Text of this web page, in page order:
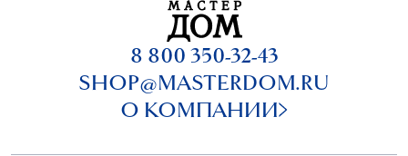
8 800 350-32-43
SHOP@MASTERDOM.RU
О КОМПАНИИ